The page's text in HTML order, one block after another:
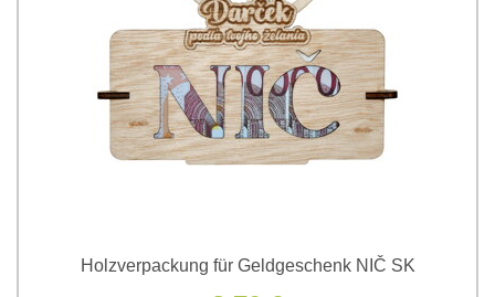
Holzverpackung für Geldgeschenk NIČ SK